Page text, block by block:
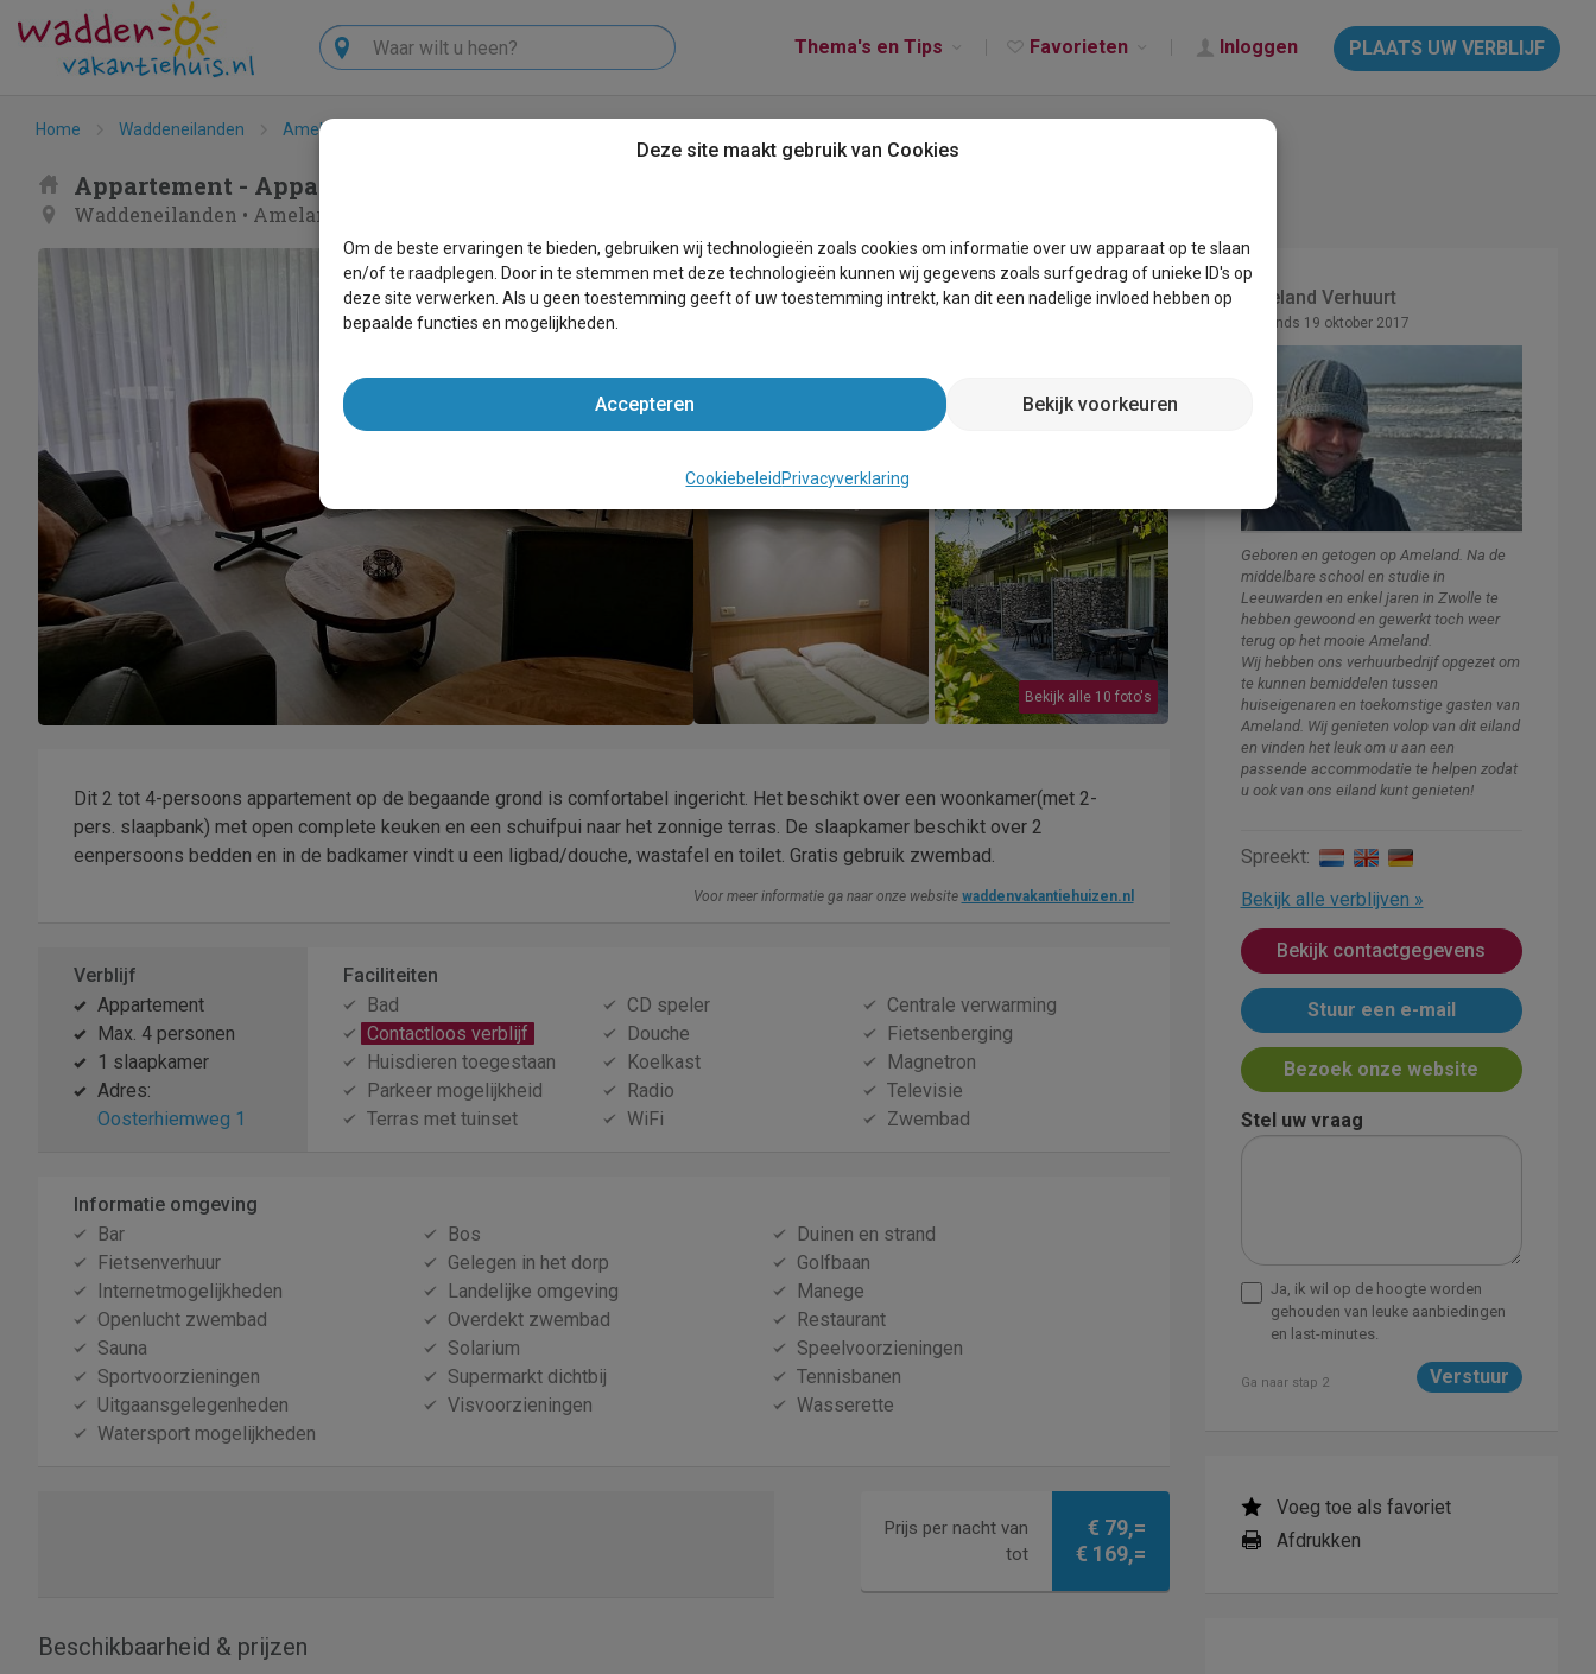
Thema's en Tips Favorieten Inloggen PLAATS UW VERBLIJF
Zoeken
Home Waddeneilanden Ameland
Appartement - Appartment Amelander Kaap
Waddeneilanden • Ameland
Bekijk alle 10 foto's
Dit 2 tot 4-persoons appartement op de begaande grond is comfortabel ingericht. Het beschikt over een woonkamer(met 2-
pers. slaapbank) met open complete keuken en een schuifpui naar het zonnige terras. De slaapkamer beschikt over 2
eenpersoons bedden en in de badkamer vindt u een ligbad/douche, wastafel en toilet. Gratis gebruik zwembad.
Voor meer informatie ga naar onze website waddenvakantiehuizen.nl
Verblijf
Appartement
Max. 4 personen
1 slaapkamer
Adres:
Oosterhiemweg 1
Faciliteiten
Bad
CD speler
Centrale verwarming
Contactloos verblijf
Douche
Fietsenberging
Huisdieren toegestaan
Koelkast
Magnetron
Parkeer mogelijkheid
Radio
Televisie
Terras met tuinset
WiFi Zwembad
Informatie omgeving
Bar
Bos
Duinen en strand
Fietsenverhuur
Gelegen in het dorp
Golfbaan
Internetmogelijkheden
Landelijke omgeving
Manege
Openlucht zwembad
Overdekt zwembad
Restaurant
Sauna
Solarium
Speelvoorzieningen
Sportvoorzieningen
Supermarkt dichtbij
Tennisbanen
Uitgaansgelegenheden
Visvoorzieningen
Wasserette
Watersport mogelijkheden
Prijs per nacht van
tot
€ 79,=
€ 169,=
Beschikbaarheid & prijzen
Ameland Verhuurt
Lid sinds 19 oktober 2017
Geboren en getogen op Ameland. Na de
middelbare school en studie in
Leeuwarden en enkel jaren in Zwolle te
hebben gewoond en gewerkt toch weer
terug op het mooie Ameland.
Wij hebben ons verhuurbedrijf opgezet om
te kunnen bemiddelen tussen
huiseigenaren en toekomstige gasten van
Ameland. Wij genieten volop van dit eiland
en vinden het leuk om u aan een
passende accommodatie te helpen zodat
u ook van ons eiland kunt genieten!
Spreekt:
Bekijk alle verblijven »
Bekijk contactgegevens
Stuur een e-mail
Bezoek onze website
Stel uw vraag
Ja, ik wil op de hoogte worden
gehouden van leuke aanbiedingen
en last-minutes.
Ga naar stap 2
Voeg toe als favoriet
Afdrukken
Deze site maakt gebruik van Cookies
Om de beste ervaringen te bieden, gebruiken wij technologieën zoals cookies om informatie over uw apparaat op te slaan
en/of te raadplegen. Door in te stemmen met deze technologieën kunnen wij gegevens zoals surfgedrag of unieke ID's op
deze site verwerken. Als u geen toestemming geeft of uw toestemming intrekt, kan dit een nadelige invloed hebben op
bepaalde functies en mogelijkheden.
Accepteren Bekijk voorkeuren
Cookiebeleid Privacyverklaring